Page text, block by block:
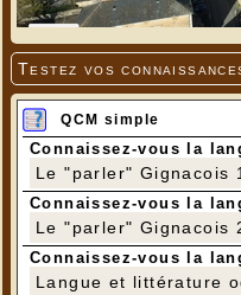
Testez vos
QCM simple
Connaissez-vous la
Le "parler" Gignacois
Connaissez-vous la
Le "parler" Gignacois
Connaissez-vous la
Langue et littérature